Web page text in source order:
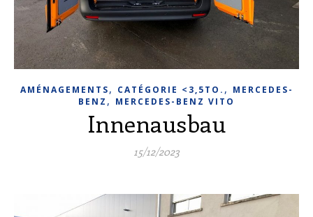
AMÉNAGEMENTS, CATÉGORIE <3,5TO. , MERCEDES-
BENZ , MERCEDES-BENZ VITO
Innenausbau
15/12/2023